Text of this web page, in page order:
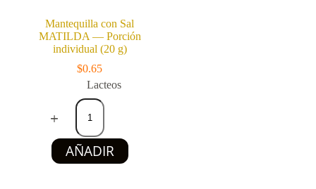
Mantequilla con Sal
MATILDA — Porción
individual (20 g)
$0.65
Lacteos
Mantequilla
con
Sal
MATILDA
—
Porción
AÑADIR